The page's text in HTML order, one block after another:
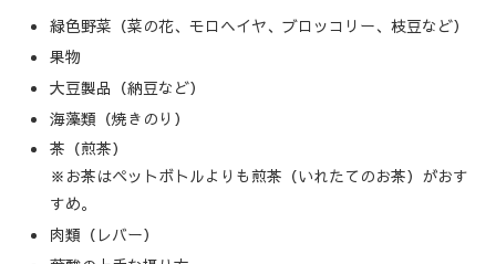
緑色野菜（菜の花、モロヘイヤ、ブロッコリー、枝豆など）
果物
大豆製品（納豆など）
海藻類（焼きのり）
茶（煎茶）
※お茶はペットボトルよりも煎茶（いれたてのお茶）がおす
すめ。
肉類（レバー）